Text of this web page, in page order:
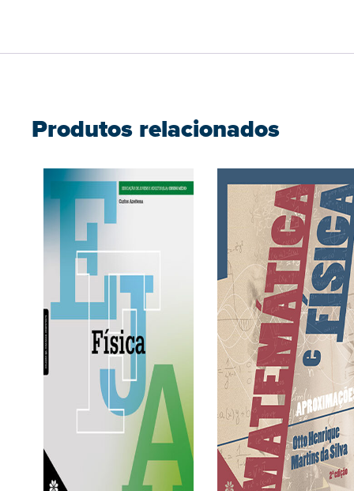
Produtos relacionados